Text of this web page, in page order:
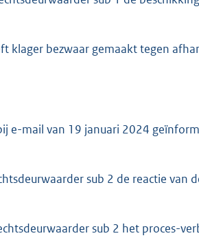
bezwaar gemaakt tegen
mail van 19 januari 2024
sub 2 de reactie van
sub 2 het proces-